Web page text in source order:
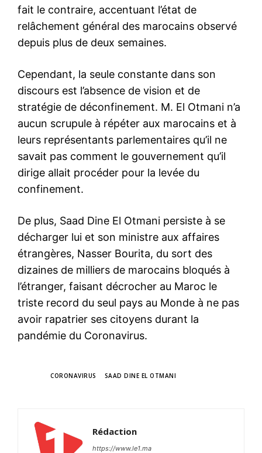
fait le contraire, accentuant l’état de
relâchement général des marocains observé
depuis plus de deux semaines.
Cependant, la seule constante dans son
discours est l’absence de vision et de
stratégie de déconfinement. M. El Otmani n’a
aucun scrupule à répéter aux marocains et à
leurs représentants parlementaires qu’il ne
savait pas comment le gouvernement qu’il
dirige allait procéder pour la levée du
confinement.
De plus, Saad Dine El Otmani persiste à se
décharger lui et son ministre aux affaires
étrangères, Nasser Bourita, du sort des
dizaines de milliers de marocains bloqués à
l’étranger, faisant décrocher au Maroc le
triste record du seul pays au Monde à ne pas
avoir rapatrier ses citoyens durant la
pandémie du Coronavirus.
CORONAVIRUS SAAD DINE EL OTMANI
Rédaction
https://www.le1.ma